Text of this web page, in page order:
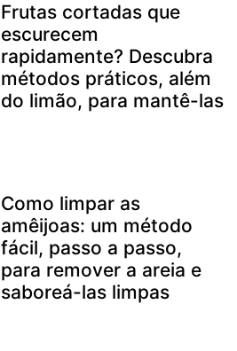
Frutas cortadas que
escurecem
rapidamente? Descubra
métodos práticos, além
do limão, para mantê-las
Como limpar as
amêijoas: um método
fácil, passo a passo,
para remover a areia e
saboreá-las limpas